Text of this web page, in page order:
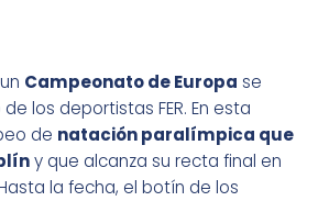
Campeonato de Europa se
los deportistas FER. En esta
de natación paralímpica que
y que alcanza su recta final en
la fecha, el botín de los